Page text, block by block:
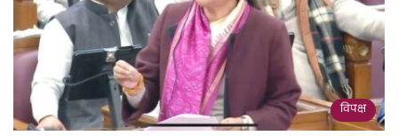
विपक्ष